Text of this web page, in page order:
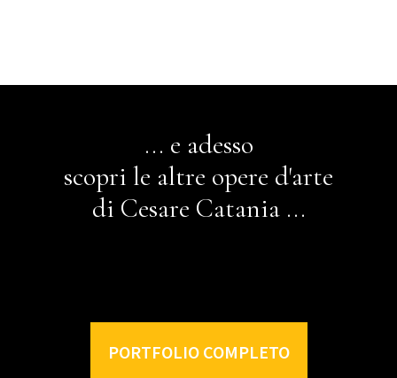
... e adesso
scopri le altre opere d'arte
di Cesare Catania ...
PORTFOLIO COMPLETO